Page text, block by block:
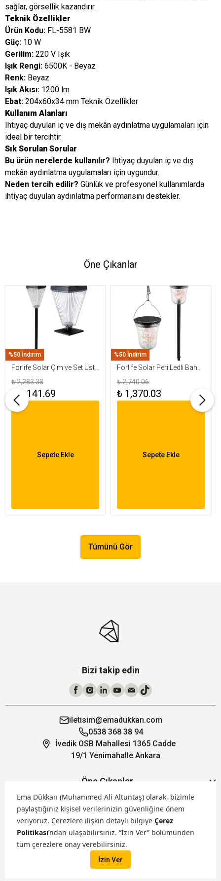
Ema Dükkan (Muhammed Ali Altuntaş) olarak, bizimle
paylaştığınız kişisel verilerinizin güvenliğine önem
veriyoruz. Çerezlere ilişkin detaylı bilgiye Çerez
Politikası’ndan ulaşabilirsiniz. “İzin Ver” bölümünden
tüm çerezlere onay verebilirsiniz.
İzin Ver
sağlar, görsellik kazandırır.
Teknik Özellikler
Ürün Kodu: FL-5581 BW
Güç: 10 W
Gerilim: 220 V Işık
Işık Rengi: 6500K - Beyaz
Renk: Beyaz
Işık Akısı: 1200 lm
Ebat: 204x60x34 mm Teknik Özellikler
Kullanım Alanları
Ihtiyaç duyulan iç ve dış mekân aydınlatma uygulamaları için
ideal bir tercihtir.
Sık Sorulan Sorular
Bu ürün nerelerde kullanılır? Ihtiyaç duyulan iç ve dış
mekân aydınlatma uygulamaları için uygundur.
Neden tercih edilir? Günlük ve profesyonel kullanımlarda
ihtiyaç duyulan aydınlatma performansını destekler.
Öne Çıkanlar
%50 İndirim
Forlife Solar Çim ve Set Üstü
Armatür 15W FL-3283
₺ 2,283.38
₺ 1,141.69
Sepete Ekle
%50 İndirim
Forlife Solar Peri Ledli Bahçe
Aydınlatma Armatürü FL-
3284
₺ 2,740.06
₺ 1,370.03
Sepete Ekle
Tümünü Gör
Bizi takip edin
iletisim@emadukkan.com
0538 368 38 94
İvedik OSB Mahallesi 1365 Cadde
19/1 Yenimahalle Ankara
Öne Çıkanlar
Hakkımızda
Markalarımız
Satış Kanallarımız